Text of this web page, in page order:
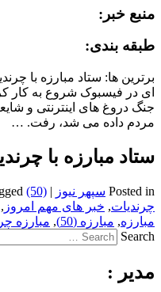
منبع خبر:
طبقه بندی:
برترین ها: ستاد مبارزه با
ای در فیسبوک شروع به کار
جنگ دروغ های اینترنتی و
مردم داده می شد، رفت. …
ستاد مبارزه با
Posted in سپهر نیوز | (50) با
چرندیات, خبر های مهم امروز ,
مبارزه, مبارزه (50) , مبارزه
Search
مدیر :